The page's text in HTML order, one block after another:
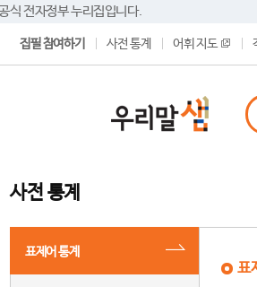
식 전자정부 누리집입니다.
집필 참여하기 사전 통계 어휘 지도
사전 통계
표제어 통계
표